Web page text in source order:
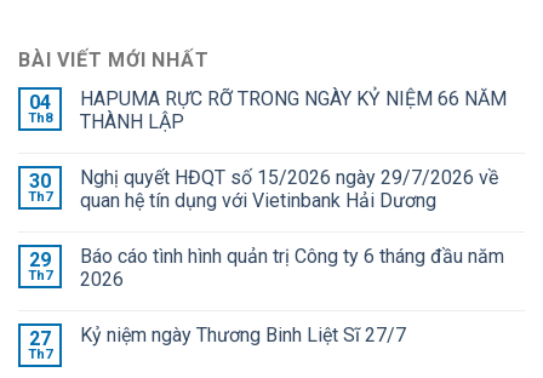
BÀI VIẾT MỚI NHẤT
04
Th8
HAPUMA RỰC RỠ TRONG NGÀY KỶ NIỆM 66 NĂM
THÀNH LẬP
30
Th7
Nghị quyết HĐQT số 15/2026 ngày 29/7/2026 về
quan hệ tín dụng với Vietinbank Hải Dương
29
Th7
Báo cáo tình hình quản trị Công ty 6 tháng đầu năm
2026
27
Th7
Kỷ niệm ngày Thương Binh Liệt Sĩ 27/7